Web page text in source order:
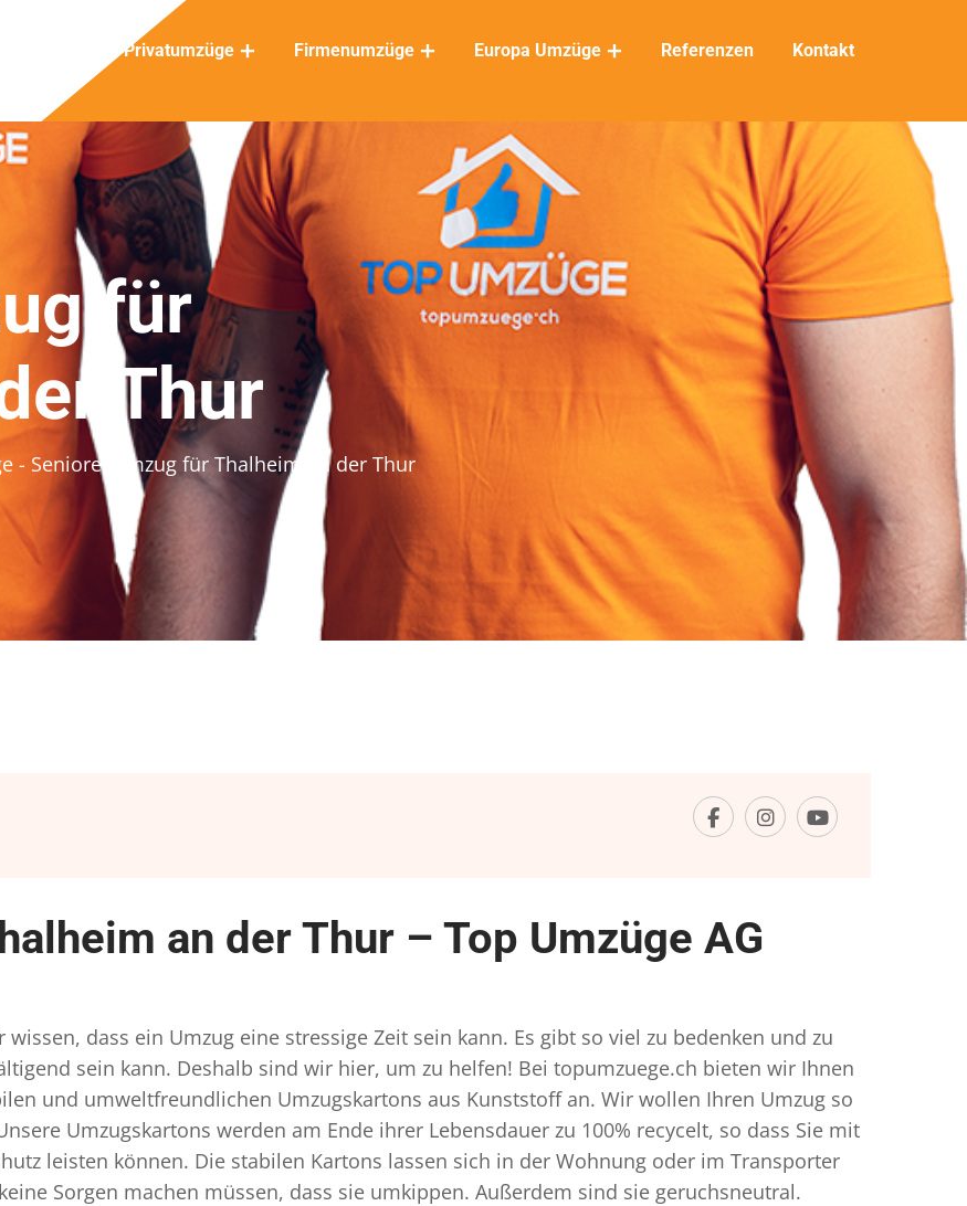
Privatumzüge Firmenumzüge Europa Umzüge Referenzen Kontakt
für
Thur
- Seniorenumzug für Thalheim an der Thur
an der Thur – Top Umzüge AG
dass ein Umzug eine stressige Zeit sein kann. Es gibt so viel zu bedenken und zu
sein kann. Deshalb sind wir hier, um zu helfen! Bei topumzuege.ch bieten wir Ihnen
und umweltfreundlichen Umzugskartons aus Kunststoff an. Wir wollen Ihren Umzug so
Umzugskartons werden am Ende ihrer Lebensdauer zu 100% recycelt, so dass Sie mit
leisten können. Die stabilen Kartons lassen sich in der Wohnung oder im Transporter
Sorgen machen müssen, dass sie umkippen. Außerdem sind sie geruchsneutral.